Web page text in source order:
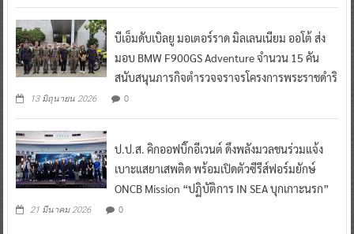
บีเอ็มดับเบิลยู มอเตอร์ราด มิลเลนเนียม ออโต้ ส่ง
มอบ BMW F900GS Adventure จำนวน 15 คัน
สนับสนุนภารกิจตำรวจจราจรโครงการพระราชดำริ
13 มิถุนายน 2026 0
ป.ป.ส. คิกออฟบิ๊กอีเวนต์ ดึงพลังมวลชนร่วมแจ้ง
เบาะแสยาเสพติด พร้อมเปิดตัวซีรีส์ฟอร์มยักษ์
ONCB Mission “ปฏิบัติการ IN SEA บุกเกาะนรก”
21 มีนาคม 2026 0